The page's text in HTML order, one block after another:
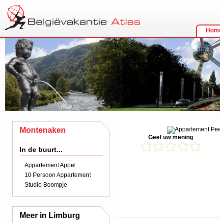
Montenaken
In de buurt...
Appartement Appel
10 Persoon Appartement
Studio Boompje
Meer in Limburg
Geef uw mening